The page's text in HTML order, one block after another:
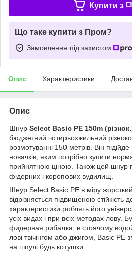
Купити з
Що таке купити з Пром?
Замовлення під захистом
Опис Характеристики
Опис
Шнур Select Basic PE 150m
бюджетний чотирьохжильний
розмотуванні 150 метрів. Він
новачків, яким потрібно купити
прийнятною ціною. Також цей шнур
фідерних і коропових вудилищ.
Шнур Select Basic PE в міру
відрізняється підвищеною стійкість
характеристики роблять його
усіх видах і при всіх методах лову.
фидерная рибалка, в стоячому
лові твічінгом або джигом, Basic PE
на шпулі будь котушки.